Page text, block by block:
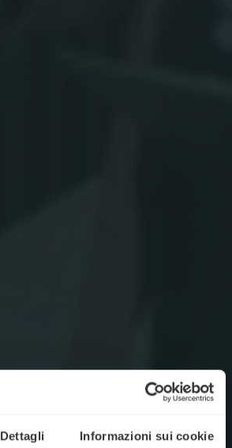
Dettagli Informazioni sui cookie